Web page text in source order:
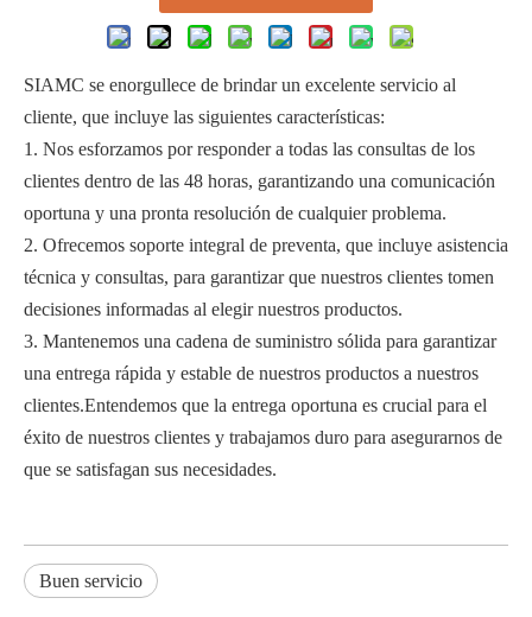
SIAMC se enorgullece de brindar un excelente servicio al
cliente, que incluye las siguientes características:
1. Nos esforzamos por responder a todas las consultas de los
clientes dentro de las 48 horas, garantizando una comunicación
oportuna y una pronta resolución de cualquier problema.
2. Ofrecemos soporte integral de preventa, que incluye asistencia
técnica y consultas, para garantizar que nuestros clientes tomen
decisiones informadas al elegir nuestros productos.
3. Mantenemos una cadena de suministro sólida para garantizar
una entrega rápida y estable de nuestros productos a nuestros
clientes.Entendemos que la entrega oportuna es crucial para el
éxito de nuestros clientes y trabajamos duro para asegurarnos de
que se satisfagan sus necesidades.
Buen servicio